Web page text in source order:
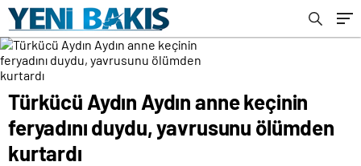
Türkücü Aydın Aydın anne keçinin
feryadını duydu, yavrusunu ölümden
kurtardı